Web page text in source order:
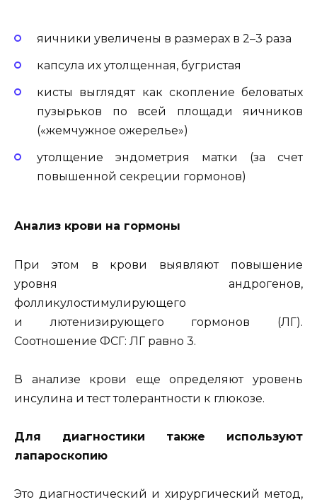
яичники увеличены в размерах в 2–3 раза
капсула их утолщенная, бугристая
кисты выглядят как скопление беловатых
пузырьков по всей площади яичников
(«жемчужное ожерелье»)
утолщение эндометрия матки (за счет
повышенной секреции гормонов)
Анализ крови на гормоны
При этом в крови выявляют повышение
уровня андрогенов,
фолликулостимулирующего
и лютенизирующего гормонов (ЛГ).
Соотношение ФСГ: ЛГ равно 3.
В анализе крови еще определяют уровень
инсулина и тест толерантности к глюкозе.
Для диагностики также используют
лапароскопию
Это диагностический и хирургический метод,